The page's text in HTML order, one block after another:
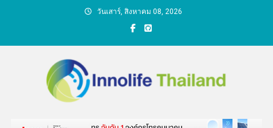
วันเสาร์, สิงหาคม 08, 2026
คนกับความคิด ชีวิตกับ